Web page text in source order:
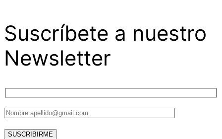
Suscríbete a nuestro
Newsletter